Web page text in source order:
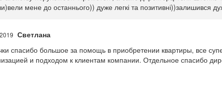
мене до останнього)) дуже легкі та позитивні))залишився
Светлана
спасибо большое за помощь в приобретении квартиры, все
и подходом к клиентам компании. Отдельное спасибо